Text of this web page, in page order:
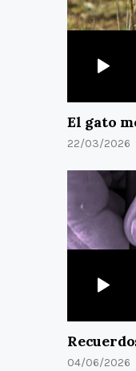
El gato
22/03/2026
04/06/2026